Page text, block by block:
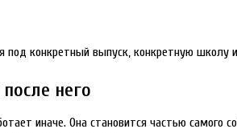
конкретный выпуск, конкретную школу
него
иначе. Она становится частью